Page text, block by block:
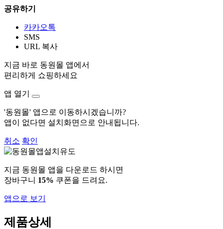
공유하기
카카오톡
SMS
URL 복사
지금 바로 동원몰 앱에서
편리하게 쇼핑하세요
앱 열기
'동원몰' 앱으로 이동하시겠습니까?
앱이 없다면 설치화면으로 안내됩니다.
취소 확인
지금 동원몰 앱을 다운로드 하시면
장바구니 15% 쿠폰을 드려요.
앱으로 보기
제품상세